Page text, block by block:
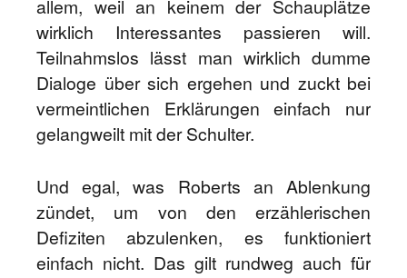
allem, weil an keinem der Schauplätze
wirklich Interessantes passieren will.
Teilnahmslos lässt man wirklich dumme
Dialoge über sich ergehen und zuckt bei
vermeintlichen Erklärungen einfach nur
gelangweilt mit der Schulter.
Und egal, was Roberts an Ablenkung
zündet, um von den erzählerischen
Defiziten abzulenken, es funktioniert
einfach nicht. Das gilt rundweg auch für